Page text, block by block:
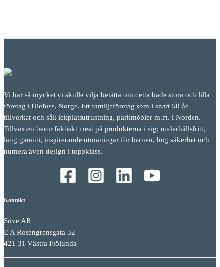
Vi har så mycket vi skulle vilja berätta om detta både stora och lilla
företag i Ulefoss, Norge. Ett familjeföretag som i snart 50 år
tillverkat och sålt lekplatsutrustning, parkmöbler m.m. i Norden.
Tillväxten beror faktiskt mest på produkterna i sig; underhållsfritt,
lång garanti, inspirerande utmaningar för barnen, hög säkerhet och
numera även design i toppklass.
Kontakt
Söve AB
E A Rosengrensgata 32
421 31 Västra Frölunda